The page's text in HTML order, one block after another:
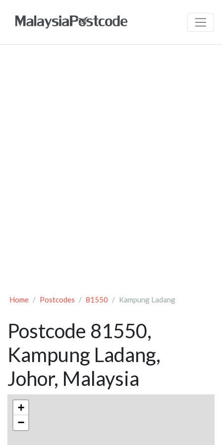
Home Postcodes 81550 Kampung Ladang
Postcode 81550,
Kampung Ladang,
Johor, Malaysia
+
−